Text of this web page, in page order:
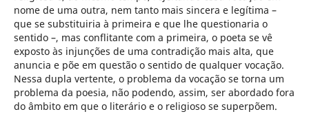
nome de uma outra, nem tanto mais sincera e legítima –
que se substituiria à primeira e que lhe questionaria o
sentido –, mas conflitante com a primeira, o poeta se vê
exposto às injunções de uma contradição mais alta, que
anuncia e põe em questão o sentido de qualquer vocação.
Nessa dupla vertente, o problema da vocação se torna um
problema da poesia, não podendo, assim, ser abordado fora
do âmbito em que o literário e o religioso se superpõem.